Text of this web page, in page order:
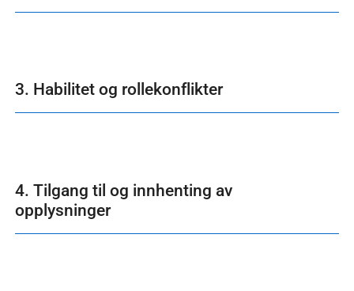
3. Habilitet og rollekonflikter
4. Tilgang til og innhenting av
opplysninger